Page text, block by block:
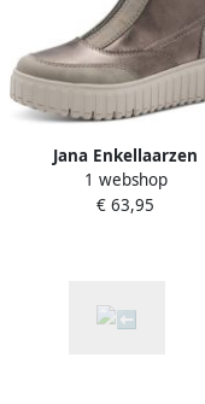
Jana Enkellaarzen
1 webshop
€ 63,95